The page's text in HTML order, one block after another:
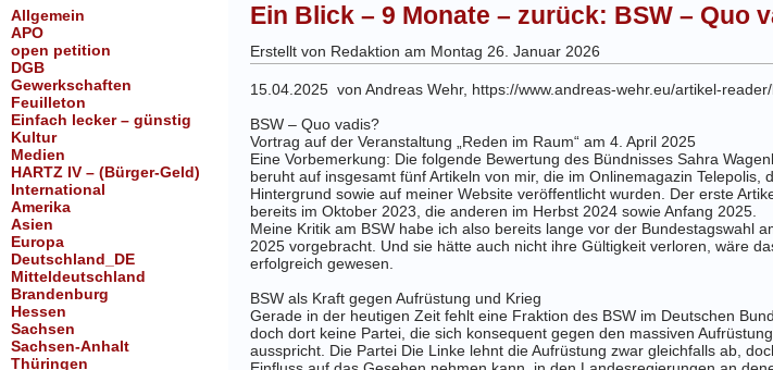
Allgemein
APO
open petition
DGB
Gewerkschaften
Feuilleton
Einfach lecker – günstig
Kultur
Medien
HARTZ IV – (Bürger-Geld)
International
Amerika
Asien
Europa
Deutschland_DE
Mitteldeutschland
Brandenburg
Hessen
Sachsen
Sachsen-Anhalt
Thüringen
Ein Blick – 9 Monate – zurück: BSW – Quo
Erstellt von Redaktion am Montag 26. Januar 2026
15.04.2025 von Andreas Wehr, https://www.andreas-wehr.eu/artikel-
BSW – Quo vadis?
Vortrag auf der Veranstaltung „Reden im Raum“ am 4. April 2025
Eine Vorbemerkung: Die folgende Bewertung des Bündnisses Sahra
beruht auf insgesamt fünf Artikeln von mir, die im Onlinemagazin Telepolis,
Hintergrund sowie auf meiner Website veröffentlicht wurden. Der erste
bereits im Oktober 2023, die anderen im Herbst 2024 sowie Anfang 2025.
Meine Kritik am BSW habe ich also bereits lange vor der Bundestagswahl
2025 vorgebracht. Und sie hätte auch nicht ihre Gültigkeit verloren, wäre
erfolgreich gewesen.
BSW als Kraft gegen Aufrüstung und Krieg
Gerade in der heutigen Zeit fehlt eine Fraktion des BSW im Deutschen
doch dort keine Partei, die sich konsequent gegen den massiven
ausspricht. Die Partei Die Linke lehnt die Aufrüstung zwar gleichfalls ab,